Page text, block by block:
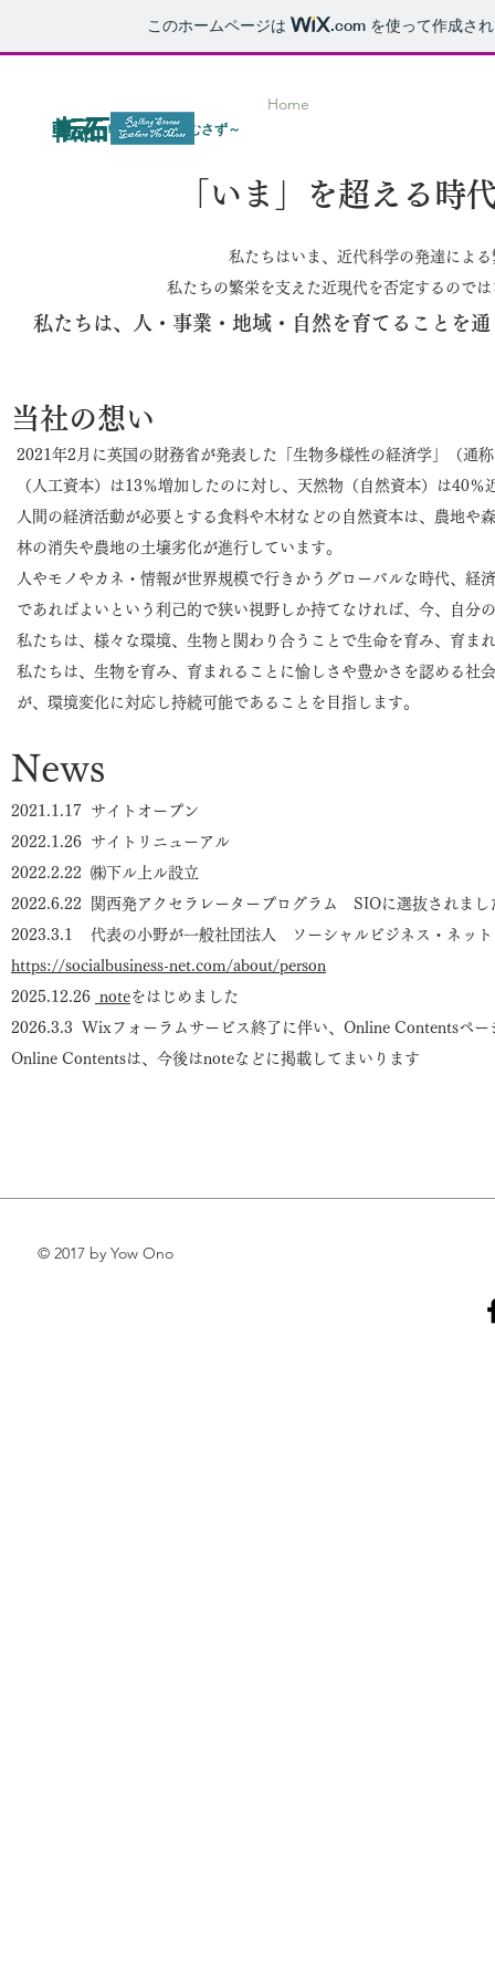
このホームページは .com を使って作成さ
Home
転石
転石​～転がる石に苔むさず～
転石
転石 転石
転石
転石
転石
転石
「いま」を超える時
私たちはいま、近代科学の発達によ
私たちの繁栄を支えた近現代を否定するので
私たちは、人・事業・地域・自然を育てることを
当社の想い
2021年2月に英国の財務省が発表した「生物多様性の経済学」（通
（人工資本）は13％増加したのに対し、天然物（自然資本）は40
人間の経済活動が必要とする食料や木材などの自然資本は、農地
林の消失や農地の土壌劣化が進行しています。
人やモノやカネ・情報が世界規模で行きかうグローバルな時代、
であればよいという利己的で狭い視野しか持てなければ、今、自分
私たちは、様々な環境、生物と関わり合うことで生命を育み、育ま
私たちは、​生物を育み、育まれることに愉しさや豊かさを認める社
が、環境変化に対応し持続可能であることを目指します。
News
2021.1.17 サイトオープン
2022.1.26 サイトリニューアル
2022.2.22 ㈱下ル上ル設立
​2022.6.22 関西発アクセラレータープログラム SIOに選抜されまし
2023.3.1 代表の小野が一般社団法人 ソーシャルビジネス・ネット
https://socialbusiness-net.com/about/person
​2025.12.26 noteをはじめました
​2026.3.3 Wixフォーラムサービス終了に伴い、Online Contentsペー
Online Contentsは、今後はnoteなどに掲載してまいります
© 2017 by Yow Ono